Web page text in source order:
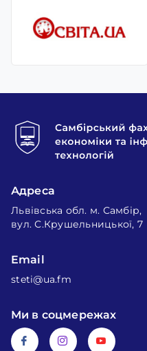
Адреса
Львівська обл. м. Самбір,
вул. С.Крушельницької, 7
Email
steti@ua.fm
Ми в соцмережах